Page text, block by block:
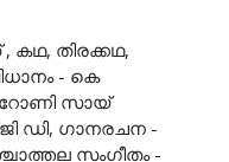
കഥ, തിരക്കഥ,
- കെ
സായ്
ഡി, ഗാനരചന -
സംഗീതം -